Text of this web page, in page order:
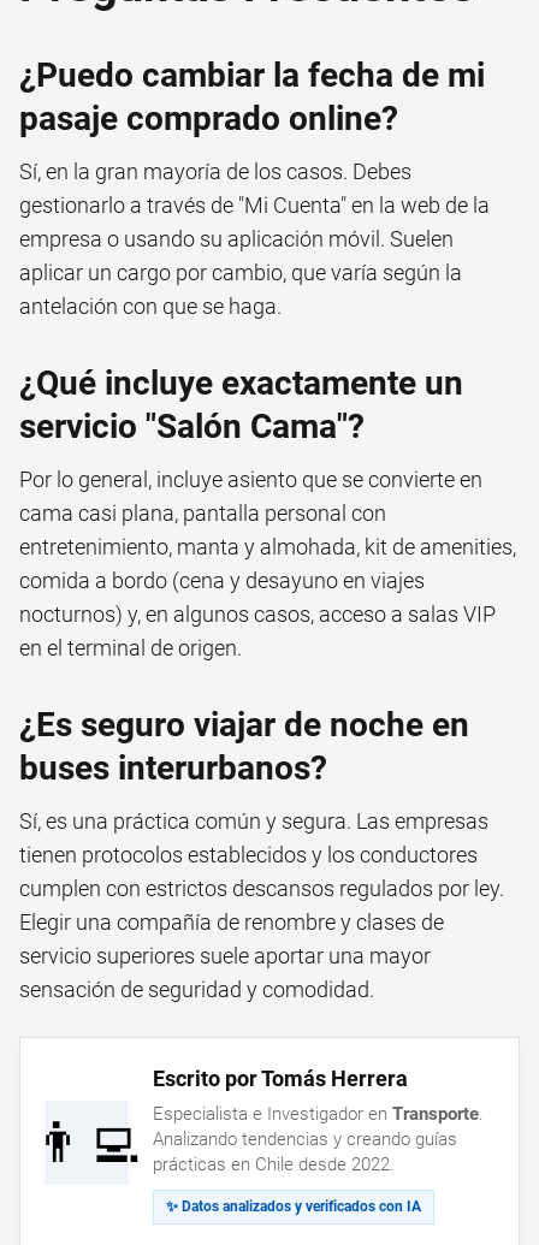
¿Puedo cambiar la fecha de mi
pasaje comprado online?
Sí, en la gran mayoría de los casos. Debes
gestionarlo a través de "Mi Cuenta" en la web de la
empresa o usando su aplicación móvil. Suelen
aplicar un cargo por cambio, que varía según la
antelación con que se haga.
¿Qué incluye exactamente un
servicio "Salón Cama"?
Por lo general, incluye asiento que se convierte en
cama casi plana, pantalla personal con
entretenimiento, manta y almohada, kit de amenities,
comida a bordo (cena y desayuno en viajes
nocturnos) y, en algunos casos, acceso a salas VIP
en el terminal de origen.
¿Es seguro viajar de noche en
buses interurbanos?
Sí, es una práctica común y segura. Las empresas
tienen protocolos establecidos y los conductores
cumplen con estrictos descansos regulados por ley.
Elegir una compañía de renombre y clases de
servicio superiores suele aportar una mayor
sensación de seguridad y comodidad.
👨‍💻
Escrito por Tomás Herrera
Especialista e Investigador en Transporte.
Analizando tendencias y creando guías
prácticas en Chile desde 2022.
✨ Datos analizados y verificados con IA